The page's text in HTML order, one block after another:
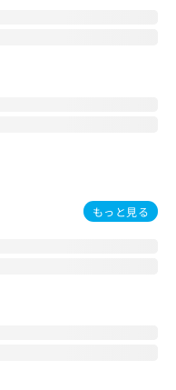
もっと見る